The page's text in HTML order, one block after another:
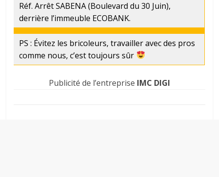
Réf. Arrêt SABENA (Boulevard du 30 Juin),
derrière l’immeuble ECOBANK.
PS : Évitez les bricoleurs, travailler avec des pros
comme nous, c’est toujours sûr
Publicité de l’entreprise IMC DIGI